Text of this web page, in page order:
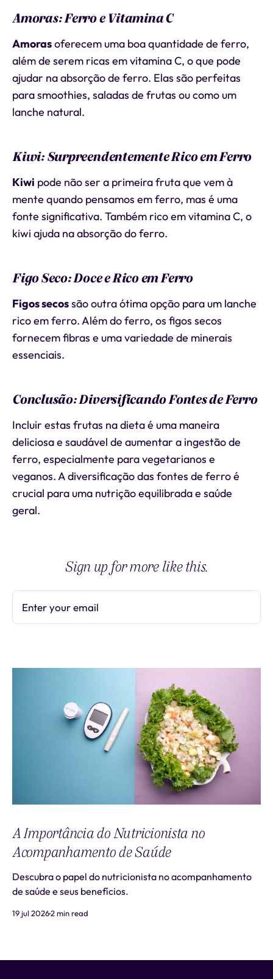
Amoras: Ferro e Vitamina C
Amorasoferecem uma boa quantidade de ferro,
além de serem ricas em vitamina C, o que pode
ajudar na absorção de ferro. Elas são perfeitas
para smoothies, saladas de frutas ou como um
lanche natural.
Kiwi: Surpreendentemente Rico em Ferro
Kiwi pode não ser a primeira fruta que vem à
mente quando pensamos em ferro, mas é uma
fonte significativa. Também rico em vitamina C, o
kiwi ajuda na absorção do ferro.
Figo Seco: Doce e Rico em Ferro
Figos secossão outra ótima opção para um lanche
rico em ferro. Além do ferro, os figos secos
fornecem fibras e uma variedade de minerais
essenciais.
Conclusão: Diversificando Fontes de Ferro
Incluir estas frutas na dieta é uma maneira
deliciosa e saudável de aumentar a ingestão de
ferro, especialmente para vegetarianos e
veganos. A diversificação das fontes de ferro é
crucial para uma nutrição equilibrada e saúde
geral.
Sign up for more like this.
Enter your email
A Importância do Nutricionista no
Acompanhamento de Saúde
Descubra o papel do nutricionista no acompanhamento
de saúde e seus benefícios.
19 jul 20262 min read